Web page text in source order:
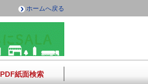
ホームへ戻る
PDF紙面検索